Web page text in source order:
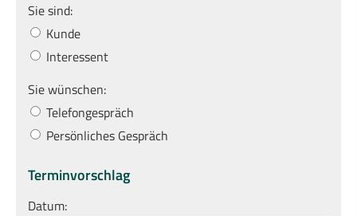
Sie sind:
Kunde
Interessent
Sie wünschen:
Telefongespräch
Persönliches Gespräch
Terminvorschlag
Datum: